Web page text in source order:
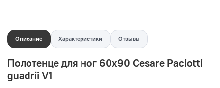
Описание Характеристики Отзывы
Полотенце для ног 60х90 Cesare Paciotti
guadrii V1